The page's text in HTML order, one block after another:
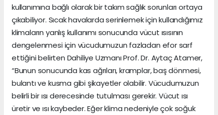
kullanımına bağlı olarak bir takım sağlık sorunları ortaya
çıkabiliyor. Sıcak havalarda serinlemek için kullandığımız
klimaların yanlış kullanımı sonucunda vücut ısısının
dengelenmesi için vücudumuzun fazladan efor sarf
ettiğini belirten Dahiliye Uzmanı Prof. Dr. Aytaç Atamer,
“Bunun sonucunda kas ağrıları, kramplar, baş dönmesi,
bulantı ve kusma gibi şikayetler olabilir. Vücudumuzun
belirli bir ısı derecesinde tutulması gerekir. Vücut ısı
üretir ve ısı kaybeder. Eğer klima nedeniyle çok soğuk